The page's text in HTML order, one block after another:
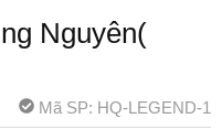
Nguyên(
Mã SP: HQ-LEGEND-1